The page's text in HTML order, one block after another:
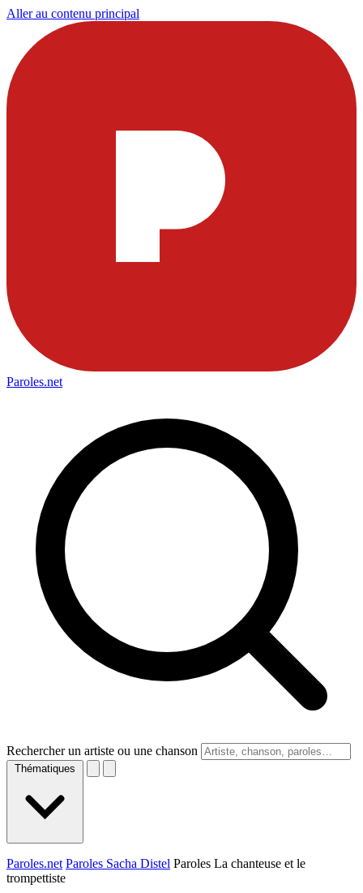
Aller au contenu principal
Paroles.net
Rechercher un artiste ou une chanson
Thématiques
Paroles.net Paroles Sacha Distel Paroles La chanteuse et le
trompettiste